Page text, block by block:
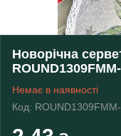
Новорічна
Немає в наявності
Код: